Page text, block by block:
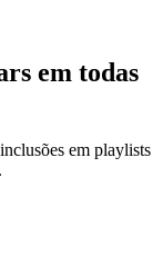
em todas
em playlists